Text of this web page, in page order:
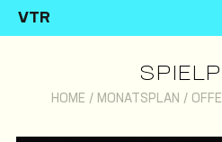
VTR
HOME / MONATSPLAN /